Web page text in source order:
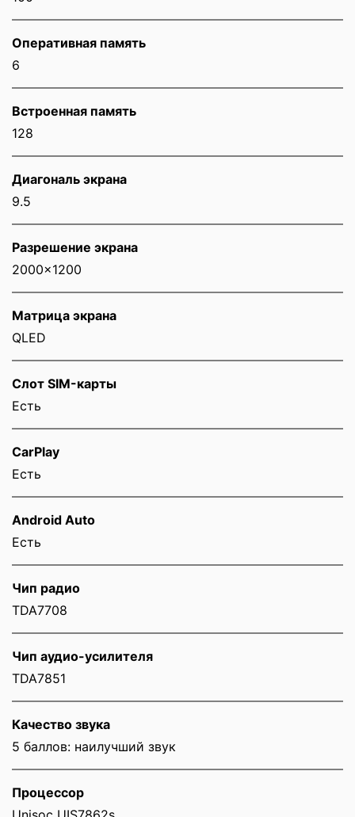
Оперативная память
6
Встроенная память
128
Диагональ экрана
9.5
Разрешение экрана
2000x1200
Матрица экрана
QLED
Слот SIM-карты
Eсть
CarPlay
Есть
Android Auto
Есть
Чип радио
TDA7708
Чип аудио-усилителя
TDA7851
Качество звука
5 баллов: наилучший звук
Процессор